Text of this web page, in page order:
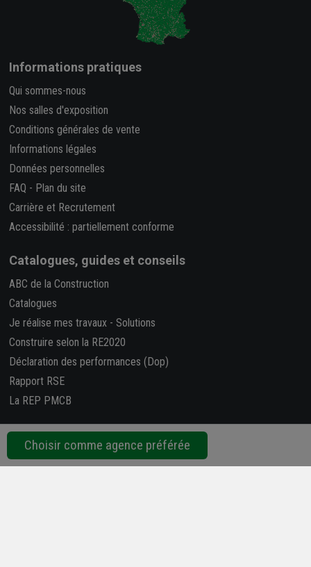
Choisir comme agence préférée
Informations pratiques
Qui sommes-nous
Nos salles d'exposition
Conditions générales de vente
Informations légales
Données personnelles
FAQ - Plan du site
Carrière et Recrutement
Accessibilité : partiellement conforme
Catalogues, guides et conseils
ABC de la Construction
Catalogues
Je réalise mes travaux - Solutions
Construire selon la RE2020
Déclaration des performances (Dop)
Rapport RSE
La REP PMCB
Nous suivre
Retrouvez-nous sur les réseaux sociaux !